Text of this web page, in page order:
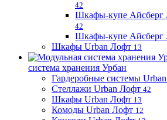
42
Шкафы-купе Айсберг
42
Шкафы-купе Айсберг
Шкафы Urban Лофт 13
система хранения Урбан
Гардеробные системы
Стеллажи Urban Лофт 42
Шкафы Urban Лофт 13
Комоды Urban Лофт 12